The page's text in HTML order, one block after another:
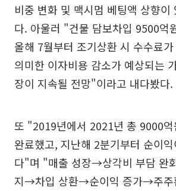
비중 변화 및 맥시멈 베팅액 상향이
다. 아울러 "건물 담보차입 9500억
올해 7월부터 조기상환 시 수수료
의미한 이자비용 감소가 예상되는
장이 지속될 전망"이라고 내다봤다.
또 "2019년에서 2021년 총 9000억
완료했고, 지난해 2분기부터 순이
다"며 "매출 성장→상각비 부담 완
지→차입 상환→순이익 증가→주주